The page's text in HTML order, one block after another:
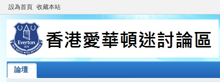
設為首頁 收藏本站
論壇